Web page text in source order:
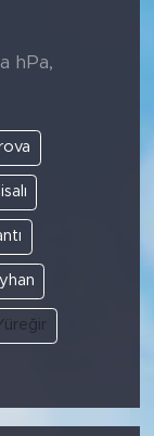
hPa,